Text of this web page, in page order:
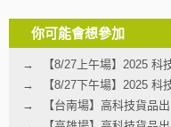
你可能會想參加
【8/27上午場】2025
【8/27下午場】2025
【台南場】高科技貨品